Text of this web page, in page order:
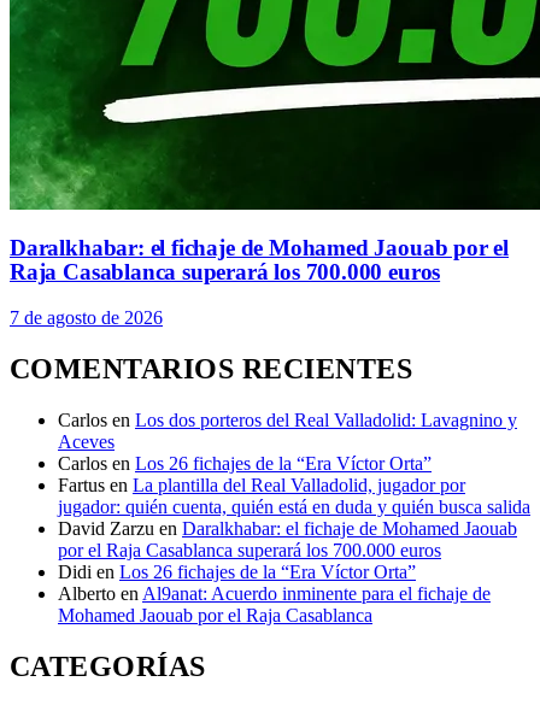
Daralkhabar: el fichaje de Mohamed Jaouab por el
Raja Casablanca superará los 700.000 euros
7 de agosto de 2026
COMENTARIOS RECIENTES
Carlos en Los dos porteros del Real Valladolid: Lavagnino y
Aceves
Carlos en Los 26 fichajes de la “Era Víctor Orta”
Fartus en La plantilla del Real Valladolid, jugador por
jugador: quién cuenta, quién está en duda y quién busca salida
David Zarzu en Daralkhabar: el fichaje de Mohamed Jaouab
por el Raja Casablanca superará los 700.000 euros
Didi en Los 26 fichajes de la “Era Víctor Orta”
Alberto en Al9anat: Acuerdo inminente para el fichaje de
Mohamed Jaouab por el Raja Casablanca
CATEGORÍAS